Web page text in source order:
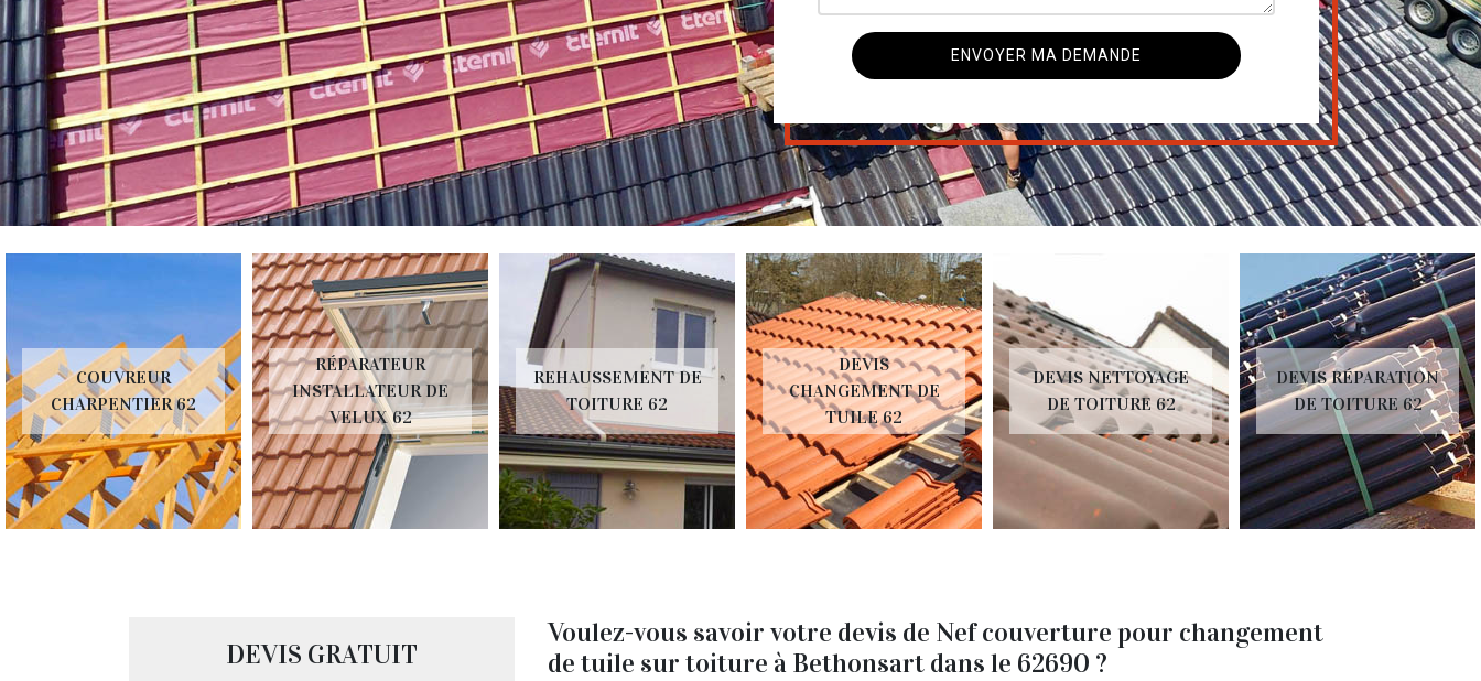
COUVREUR
CHARPENTIER 62
RÉPARATEUR
INSTALLATEUR DE
VELUX 62
REHAUSSEMENT DE
TOITURE 62
DEVIS
CHANGEMENT DE
TUILE 62
DEVIS NETTOYAGE
DE TOITURE 62
DEVIS RÉPARATION
DE TOITURE 62
DEVIS GRATUIT
Voulez-vous savoir votre devis de Nef couverture pour changement
de tuile sur toiture à Bethonsart dans le 62690 ?